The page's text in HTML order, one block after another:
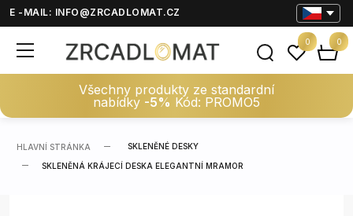
E -MAIL: INFO@ZRCADLOMAT.CZ
Všechny produkty ze standardní
nabídky -5% Kód: PROMO5
0 0
HLAVNÍ STRÁNKA SKLENĚNÉ DESKY
SKLENĚNÁ KRÁJECÍ DESKA ELEGANTNÍ MRAMOR